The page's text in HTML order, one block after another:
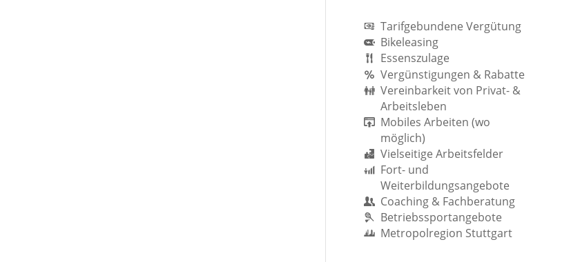
Tarifgebundene Vergütung
Bikeleasing
Essenszulage
Vergünstigungen & Rabatte
Vereinbarkeit von Privat- &
Arbeitsleben
Mobiles Arbeiten (wo
möglich)
Vielseitige Arbeitsfelder
Fort- und
Weiterbildungsangebote
Coaching & Fachberatung
Betriebssportangebote
Metropolregion Stuttgart